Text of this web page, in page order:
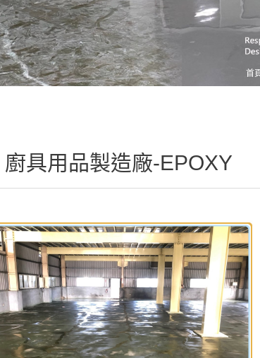
首
廚具用品製造廠-EPOXY